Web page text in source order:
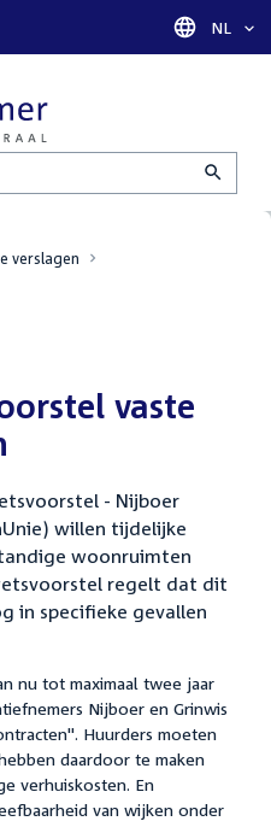
Taal
NL
verslagen
vaste
- Nijboer
willen tijdelijke
woonruimten
regelt dat dit
in specifieke gevallen
nu tot maximaal twee jaar
Nijboer en Grinwis
Huurders moeten
daardoor te maken
verhuiskosten. En
van wijken onder